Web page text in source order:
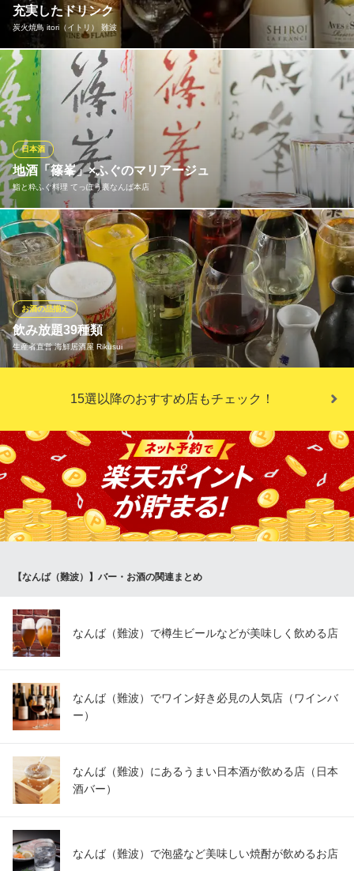
食べ飲み放題 もんじゃ酒場だしや 難波店
もんじゃ焼き居酒屋
大阪メトロ千日前線なんば駅 徒歩3分
大阪府大阪市中央区道頓堀1-7-21 中座くいだおれビル3F
充実したドリンク
炭火焼鳥 itori（イトリ） 難波
日本酒、焼酎、ワイン、ビールなど幅広く取り揃えております
炭火焼鳥 itori（イトリ） 難波
南海本線難波駅 徒歩5分
大阪府大阪市浪速区日本橋西1-8-23 1F
地酒「篠峯」×ふぐのマリアージュ
鮨と粋ふぐ料理 てっぽう裏なんば本店
日本酒
奈良県御所市の酒蔵で造られる「篠峯」。生産数量が少なく、近
隣の飲食店ではなかなか出合えない銘酒です。米本来の旨みを引
き出す“純米酒”タイプのお酒で、当店では「無濾過生酒」「ひやお
ろし」「どぶろく」など常時10種類程、幅広く取り揃えておりま
す。燗酒は、ぬる燗、熱燗などお好みで温度を調整できます。
鮨と粋ふぐ料理 てっぽう裏なんば本店
長崎直送とらふぐ×地酒
飲み放題39種類
生産者直営 海鮮居酒屋 Rikusui
お酒の品揃え
単品飲み放題 1,650円（税込）※90分制 70分ラストオーダー
生産者直営の新鮮な食材を使った刺身や寿司を食べながら、39種
生産者直営 海鮮居酒屋 Rikusui
生産者直営海鮮居酒屋
大阪メトロ千日前線なんば駅 徒歩4分
大阪府大阪市中央区心斎橋筋2-3-15 戎橋NORTHビル5F
15選以降のおすすめ店もチェック！
【なんば（難波）】バー・お酒の関連まとめ
なんば（難波）で樽生ビールなどが美味しく飲める店
なんば（難波）でワイン好き必見の人気店（ワインバ
ー）
なんば（難波）にあるうまい日本酒が飲める店（日本
酒バー）
なんば（難波）で泡盛など美味しい焼酎が飲めるお店